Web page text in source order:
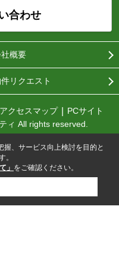
合わせ
概要
リクエスト
アクセスマップ
PCサイト
ィ All rights reserved.
、サービス向上検討を目的と
。
」 をご確認ください。